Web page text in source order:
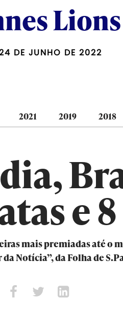
Lions
DE JUNHO DE 2022
2021 2019 2018
e
mais premiadas até o
da Notícia”, da Folha de